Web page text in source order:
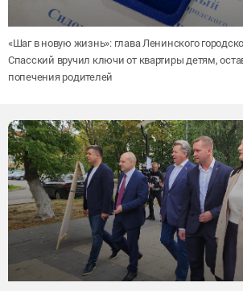
«Шаг в новую жизнь»: глава Ленинского
Спасский вручил ключи от квартиры детям,
попечения родителей